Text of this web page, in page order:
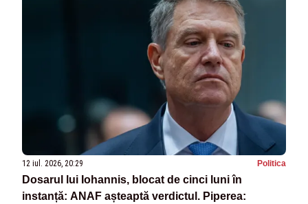
12 iul. 2026, 20:29 Politica
Dosarul lui Iohannis, blocat de cinci luni în
instanță: ANAF așteaptă verdictul. Piperea: